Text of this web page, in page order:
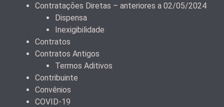
Contratações Diretas – anteriores a 02/05/2024
Dispensa
Inexigibilidade
Contratos
Contratos Antigos
Termos Aditivos
Contribuinte
Convênios
COVID-19